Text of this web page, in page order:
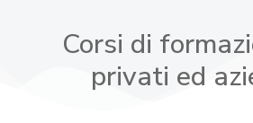
Corsi di
privati ed